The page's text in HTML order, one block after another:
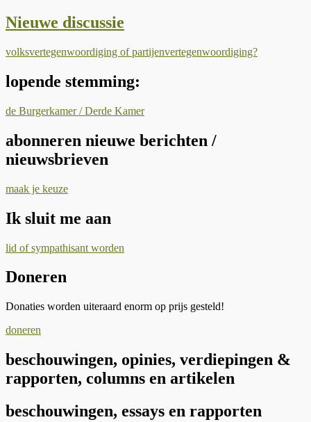
Nieuwe discussie
volksvertegenwoordiging of partijenvertegenwoordiging?
lopende stemming:
de Burgerkamer / Derde Kamer
abonneren nieuwe berichten /
nieuwsbrieven
maak je keuze
Ik sluit me aan
lid of sympathisant worden
Doneren
Donaties worden uiteraard enorm op prijs gesteld!
doneren
beschouwingen, opinies, verdiepingen &
rapporten, columns en artikelen
beschouwingen, essays en rapporten